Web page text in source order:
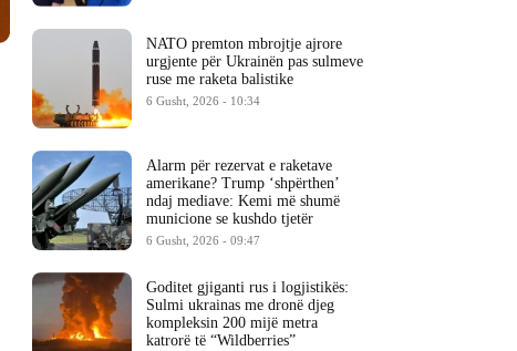
NATO premton mbrojtje ajrore
urgjente për Ukrainën pas sulmeve
ruse me raketa balistike
6 Gusht, 2026 - 10:34
Alarm për rezervat e raketave
amerikane? Trump ‘shpërthen’
ndaj mediave: Kemi më shumë
municione se kushdo tjetër
6 Gusht, 2026 - 09:47
Goditet gjiganti rus i logjistikës:
Sulmi ukrainas me dronë djeg
kompleksin 200 mijë metra
katrorë të “Wildberries”